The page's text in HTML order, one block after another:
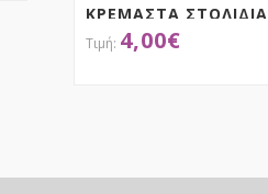
ΚΡΕΜΑΣΤΑ ΣΤΟΛΙΔΙΑ
8ΕΚ ΣΕΤ 4 ΣΕ ΚΟΥΤΙ
4,00€